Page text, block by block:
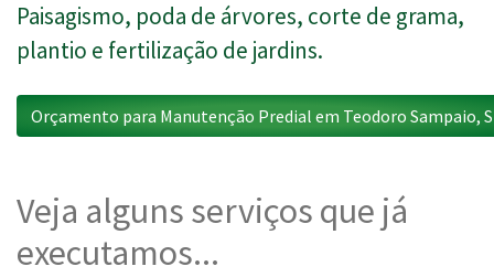
Paisagismo, poda de árvores, corte de grama,
plantio e fertilização de jardins.
Orçamento para Manutenção Predial em Teodoro Sampaio,
Veja alguns serviços que já
executamos...